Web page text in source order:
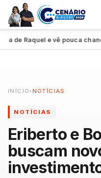
Raquel e vê pouca chance
INÍCIO › NOTÍCIAS
NOTÍCIAS
Eriberto e
buscam